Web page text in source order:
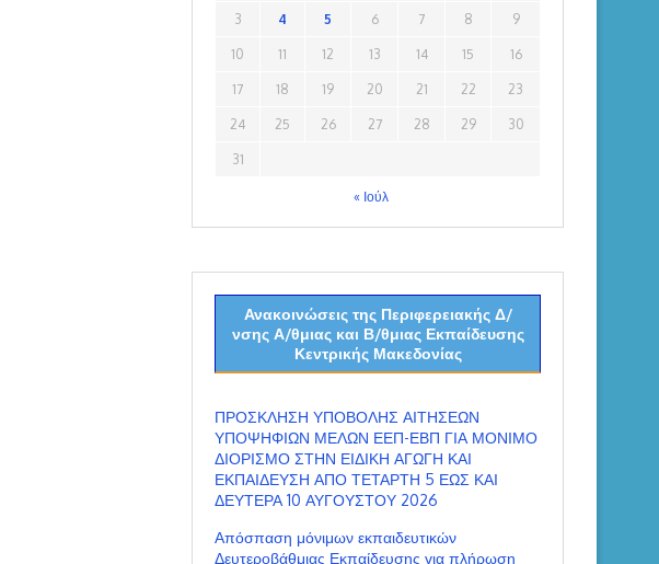
3 4 5 6 7 8 9
10 11 12 13 14 15 16
17 18 19 20 21 22 23
24 25 26 27 28 29 30
31
« Ιούλ
Ανακοινώσεις της Περιφερειακής Δ/
νσης Α/θμιας και Β/θμιας Εκπαίδευσης
Κεντρικής Μακεδονίας
ΠΡΟΣΚΛΗΣΗ ΥΠΟΒΟΛΗΣ ΑΙΤΗΣΕΩΝ
ΥΠΟΨΗΦΙΩΝ ΜΕΛΩΝ ΕΕΠ-ΕΒΠ ΓΙΑ ΜΟΝΙΜΟ
ΔΙΟΡΙΣΜΟ ΣΤΗΝ ΕΙΔΙΚΗ ΑΓΩΓΗ ΚΑΙ
ΕΚΠΑΙΔΕΥΣΗ ΑΠΟ ΤΕΤΑΡΤΗ 5 ΕΩΣ ΚΑΙ
ΔΕΥΤΕΡΑ 10 ΑΥΓΟΥΣΤΟΥ 2026
Απόσπαση μόνιμων εκπαιδευτικών
Δευτεροβάθμιας Εκπαίδευσης για πλήρωση